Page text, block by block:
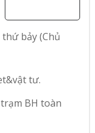
bảy (Chủ
tư.
BH toàn